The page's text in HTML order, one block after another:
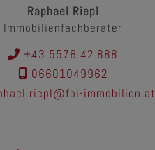
Raphael Riepl
Immobilienfachberater
+43 5576 42 888
06601049962
immobilien.at